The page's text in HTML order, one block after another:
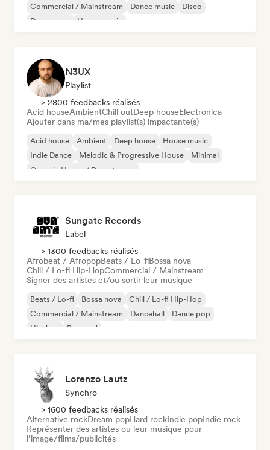
Commercial / Mainstream
Dance music
Disco
Dream pop
House music
N3UX
Playlist
> 2800 feedbacks réalisés
Acid houseAmbientChill outDeep houseElectronica
Ajouter dans ma/mes playlist(s) impactante(s)
Acid house Ambient Deep house
House music
Indie Dance
Melodic & Progressive House
Minimal
Organic House / Downtempo
Sungate Records
Label
> 1300 feedbacks réalisés
Afrobeat / AfropopBeats / Lo-fiBossa nova
Chill / Lo-fi Hip-HopCommercial / Mainstream
Signer des artistes et/ou sortir leur musique
Beats / Lo-fi Bossa nova
Chill / Lo-fi Hip-Hop
Commercial / Mainstream
Dancehall
Dance pop
Hip-hop
Pop soul
Lorenzo Lautz
Synchro
> 1600 feedbacks réalisés
Alternative rockDream popHard rockIndie popIndie rock
Représenter des artistes ou leur musique pour
l’image/films/publicités